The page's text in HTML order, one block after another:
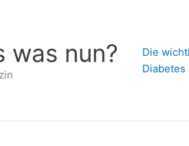
was nun? Die
Diabetes